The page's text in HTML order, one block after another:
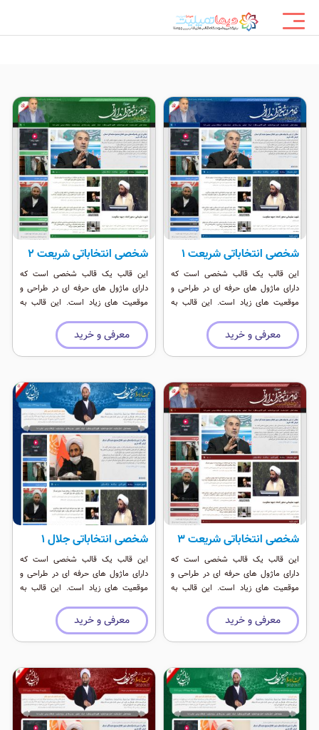
شخصی انتخاباتی شریعت 1
این قالب یک قالب شخصی است که
دارای ماژول های حرفه ای در طراحی و
موقعیت های زیاد است. این قالب به
ای است که رنگی شاد دارد.
معرفی و خرید
شخصی انتخاباتی شریعت 2
این قالب یک قالب شخصی است که
دارای ماژول های حرفه ای در طراحی و
موقعیت های زیاد است. این قالب به
ای است که رنگی شاد دارد.
معرفی و خرید
شخصی انتخاباتی شریعت 3
این قالب یک قالب شخصی است که
دارای ماژول های حرفه ای در طراحی و
موقعیت های زیاد است. این قالب به
ای است که رنگی شاد دارد.
معرفی و خرید
شخصی انتخاباتی جلال 1
این قالب یک قالب شخصی است که
دارای ماژول های حرفه ای در طراحی و
موقعیت های زیاد است. این قالب به
ای است که رنگی شاد دارد.
معرفی و خرید